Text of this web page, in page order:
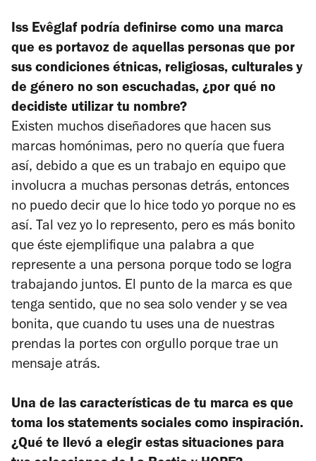
Iss Evêglaf podría definirse como una marca
que es portavoz de aquellas personas que por
sus condiciones étnicas, religiosas, culturales y
de género no son escuchadas, ¿por qué no
decidiste utilizar tu nombre?
Existen muchos diseñadores que hacen sus
marcas homónimas, pero no quería que fuera
así, debido a que es un trabajo en equipo que
involucra a muchas personas detrás, entonces
no puedo decir que lo hice todo yo porque no es
así. Tal vez yo lo represento, pero es más bonito
que éste ejemplifique una palabra a que
represente a una persona porque todo se logra
trabajando juntos. El punto de la marca es que
tenga sentido, que no sea solo vender y se vea
bonita, que cuando tu uses una de nuestras
prendas la portes con orgullo porque trae un
mensaje atrás.
Una de las características de tu marca es que
toma los statements sociales como inspiración.
¿Qué te llevó a elegir estas situaciones para